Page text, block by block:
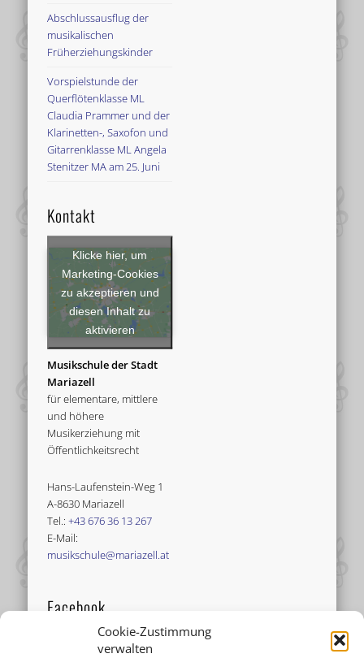
Cookie-Zustimmung
verwalten
Abschlussausflug der
musikalischen
Früherziehungskinder
Vorspielstunde der
Querflötenklasse ML
Claudia Prammer und der
Klarinetten-, Saxofon und
Gitarrenklasse ML Angela
Stenitzer MA am 25. Juni
Kontakt
Klicke hier, um
Marketing-Cookies
zu akzeptieren und
diesen Inhalt zu
aktivieren
Musikschule der Stadt
Mariazell
für elementare, mittlere
und höhere
Musikerziehung mit
Öffentlichkeitsrecht
Hans-Laufenstein-Weg 1
A-8630 Mariazell
Tel.:+43 676 36 13 267
E-Mail:
musikschule@mariazell.at
Facebook